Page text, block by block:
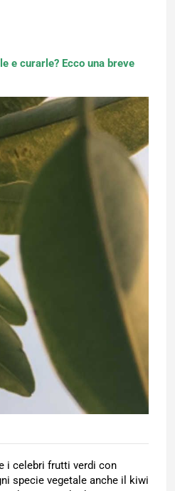
e curarle? Ecco una breve
i celebri frutti verdi con
specie vegetale anche il kiwi